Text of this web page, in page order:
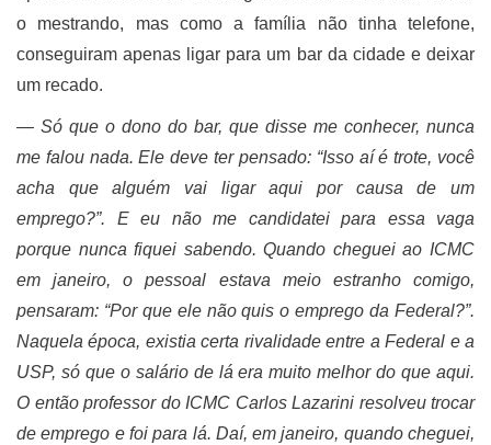
o mestrando, mas como a família não tinha telefone,
conseguiram apenas ligar para um bar da cidade e deixar
um recado.
― Só que o dono do bar, que disse me conhecer, nunca
me falou nada. Ele deve ter pensado: “Isso aí é trote, você
acha que alguém vai ligar aqui por causa de um
emprego?”. E eu não me candidatei para essa vaga
porque nunca fiquei sabendo. Quando cheguei ao ICMC
em janeiro, o pessoal estava meio estranho comigo,
pensaram: “Por que ele não quis o emprego da Federal?”.
Naquela época, existia certa rivalidade entre a Federal e a
USP, só que o salário de lá era muito melhor do que aqui.
O então professor do ICMC Carlos Lazarini resolveu trocar
de emprego e foi para lá. Daí, em janeiro, quando cheguei,